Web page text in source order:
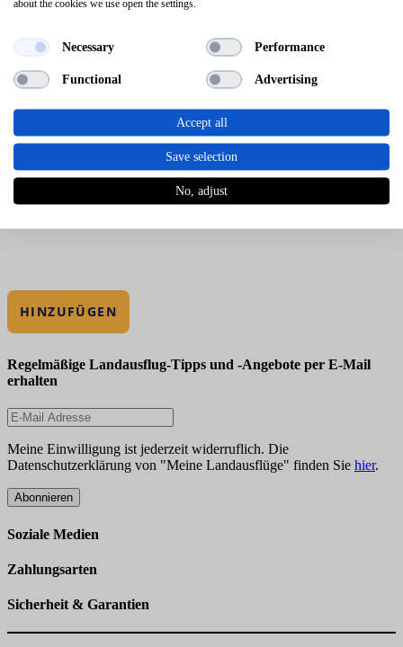
HINZUFÜGEN
Regelmäßige Landausflug-Tipps und -Angebote per E-Mail
erhalten
Meine Einwilligung ist jederzeit widerruflich. Die
Datenschutzerklärung von "Meine Landausflüge" finden Sie hier.
Abonnieren
Soziale Medien
Zahlungsarten
Sicherheit & Garantien
about the cookies we use open the settings.
Necessary Performance
Functional Advertising
Accept all
Save selection
No, adjust